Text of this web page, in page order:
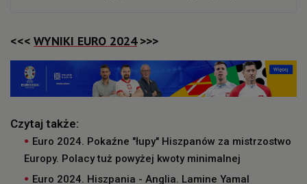
<<< WYNIKI EURO 2024>>>
Czytaj także:
Euro 2024. Pokaźne "łupy" Hiszpanów za mistrzostwo
Europy. Polacy tuż powyżej kwoty minimalnej
Euro 2024. Hiszpania - Anglia. Lamine Yamal